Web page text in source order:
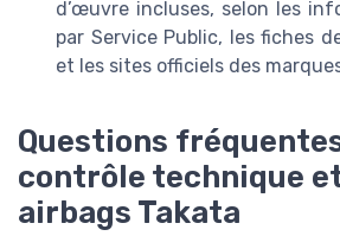
d’œuvre incluses, selon les
par Service Public, les fiches
et les sites officiels des
Questions
contrôle technique
airbags Takata